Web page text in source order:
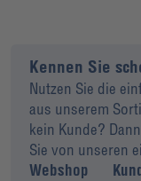
Kennen Sie
Nutzen Sie die
aus unserem
kein Kunde?
Sie von unseren
Webshop